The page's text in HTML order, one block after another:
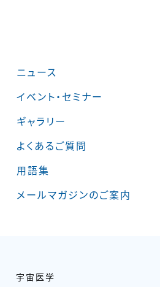
ニュース
イベント・セミナー
ギャラリー
よくあるご質問
用語集
メールマガジンのご案内
宇宙医学